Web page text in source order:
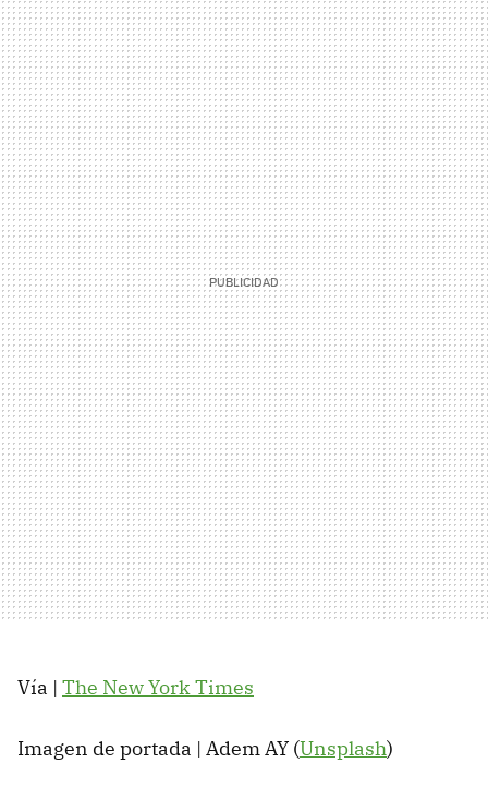
Vía | The New York Times
Imagen de portada | Adem AY (Unsplash)